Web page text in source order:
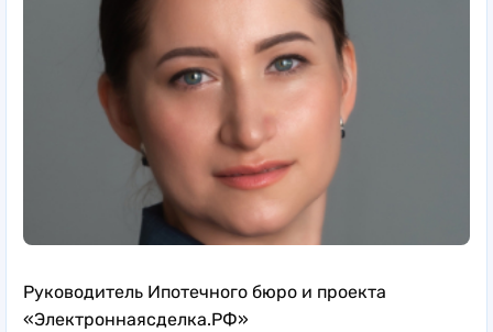
Руководитель Ипотечного бюро и проекта
«Электроннаясделка.РФ»